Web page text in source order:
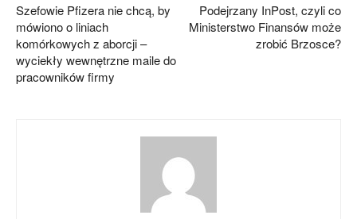
Szefowie Pfizera nie chcą, by
mówiono o liniach
komórkowych z aborcji –
wyciekły wewnętrzne maile do
pracowników firmy
Podejrzany InPost, czyli co
Ministerstwo Finansów może
zrobić Brzosce?